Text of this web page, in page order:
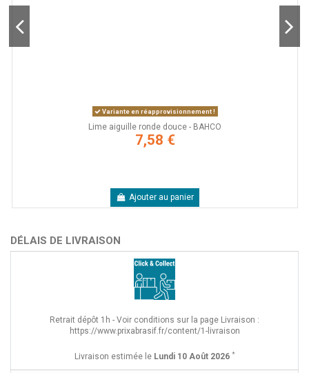
Variante en réapprovisionnement !
Lime aiguille ronde douce - BAHCO
7,58 €
Ajouter au panier
DÉLAIS DE LIVRAISON
Retrait dépôt 1h - Voir conditions sur la page Livraison :
https://www.prixabrasif.fr/content/1-livraison
Livraison estimée le Lundi 10 Août 2026 *